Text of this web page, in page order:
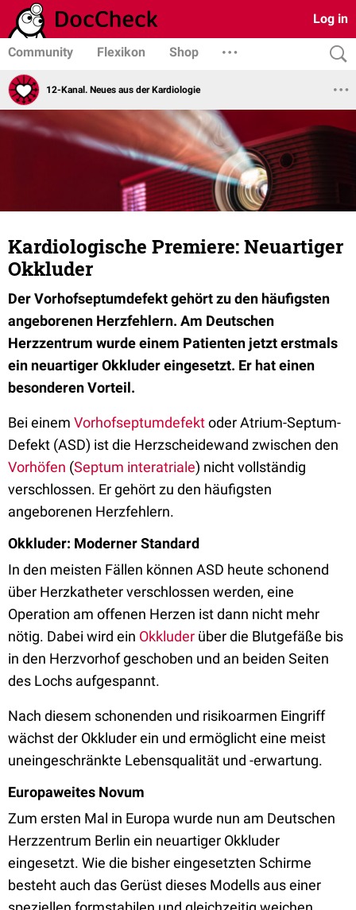
Log in
Community Flexikon Shop
12-Kanal. Neues aus der Kardiologie
Kardiologische Premiere: Neuartiger
Okkluder
Der Vorhofseptumdefekt gehört zu den häufigsten
angeborenen Herzfehlern. Am Deutschen
Herzzentrum wurde einem Patienten jetzt erstmals
ein neuartiger Okkluder eingesetzt. Er hat einen
besonderen Vorteil.
Bei einem Vorhofseptumdefektoder Atrium-Septum-
Defekt (ASD) ist die Herzscheidewand zwischen den
Vorhöfen (Septum interatriale) nicht vollständig
verschlossen. Er gehört zu den häufigsten
angeborenen Herzfehlern.
Okkluder: Moderner Standard
In den meisten Fällen können ASD heute schonend
über Herzkatheter verschlossen werden, eine
Operation am offenen Herzen ist dann nicht mehr
nötig. Dabei wird ein Okkluder über die Blutgefäße bis
in den Herzvorhof geschoben und an beiden Seiten
des Lochs aufgespannt.
Nach diesem schonenden und risikoarmen Eingriff
wächst der Okkluder ein und ermöglicht eine meist
uneingeschränkte Lebensqualität und -erwartung.
Europaweites Novum
Zum ersten Mal in Europa wurde nun am Deutschen
Herzzentrum Berlin ein neuartiger Okkluder
eingesetzt. Wie die bisher eingesetzten Schirme
besteht auch das Gerüst dieses Modells aus einer